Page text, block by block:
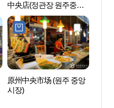
中央店(정관장 원주중앙
점)
原州中央市场 (원주 중앙
시장)